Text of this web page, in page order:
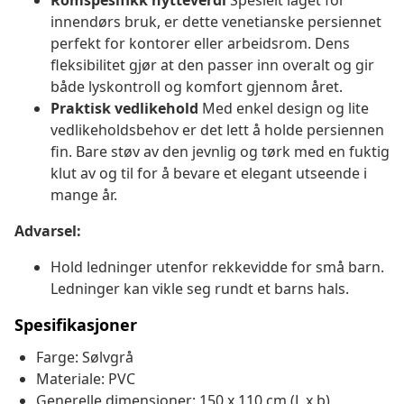
innendørs bruk, er dette venetianske persiennet
perfekt for kontorer eller arbeidsrom. Dens
fleksibilitet gjør at den passer inn overalt og gir
både lyskontroll og komfort gjennom året.
Praktisk vedlikehold Med enkel design og lite
vedlikeholdsbehov er det lett å holde persiennen
fin. Bare støv av den jevnlig og tørk med en fuktig
klut av og til for å bevare et elegant utseende i
mange år.
Advarsel:
Hold ledninger utenfor rekkevidde for små barn.
Ledninger kan vikle seg rundt et barns hals.
Spesifikasjoner
Farge: Sølvgrå
Materiale: PVC